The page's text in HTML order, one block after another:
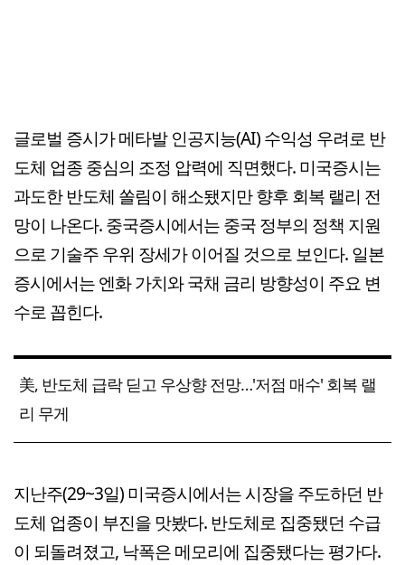
글로벌 증시가 메타발 인공지능(AI) 수익성 우려로 반
도체 업종 중심의 조정 압력에 직면했다. 미국증시는
과도한 반도체 쏠림이 해소됐지만 향후 회복 랠리 전
망이 나온다. 중국증시에서는 중국 정부의 정책 지원
으로 기술주 우위 장세가 이어질 것으로 보인다. 일본
증시에서는 엔화 가치와 국채 금리 방향성이 주요 변
수로 꼽힌다.
美, 반도체 급락 딛고 우상향 전망…'저점 매수' 회복 랠
리 무게
지난주(29~3일) 미국증시에서는 시장을 주도하던 반
도체 업종이 부진을 맛봤다. 반도체로 집중됐던 수급
이 되돌려졌고, 낙폭은 메모리에 집중됐다는 평가다.